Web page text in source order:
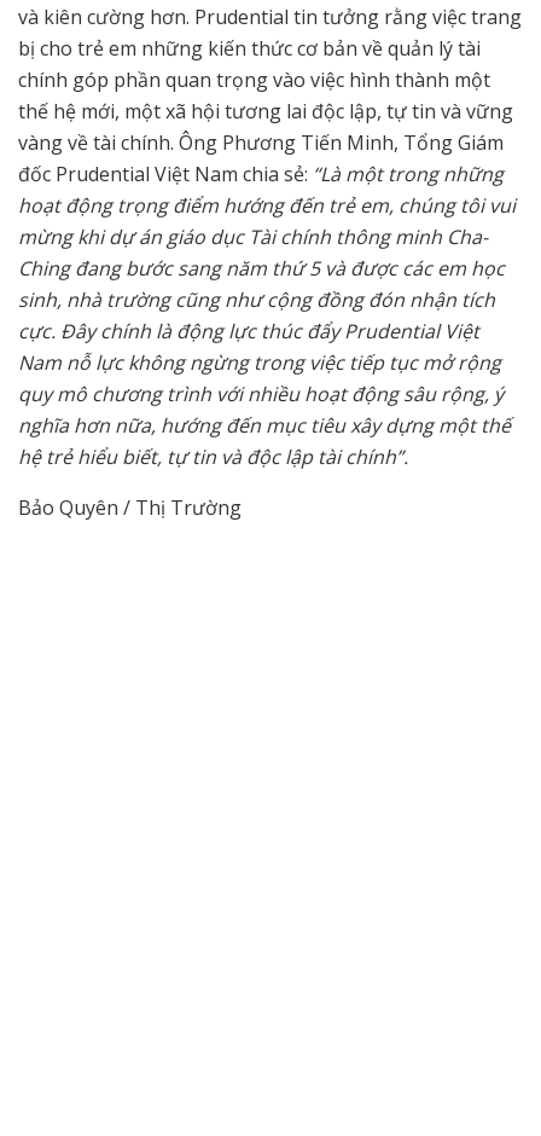
và kiên cường hơn. Prudential tin tưởng rằng việc trang
bị cho trẻ em những kiến thức cơ bản về quản lý tài
chính góp phần quan trọng vào việc hình thành một
thế hệ mới, một xã hội tương lai độc lập, tự tin và vững
vàng về tài chính. Ông Phương Tiến Minh, Tổng Giám
đốc Prudential Việt Nam chia sẻ: “Là một trong những
hoạt động trọng điểm hướng đến trẻ em, chúng tôi vui
mừng khi dự án giáo dục Tài chính thông minh Cha-
Ching đang bước sang năm thứ 5 và được các em học
sinh, nhà trường cũng như cộng đồng đón nhận tích
cực. Đây chính là động lực thúc đẩy Prudential Việt
Nam nỗ lực không ngừng trong việc tiếp tục mở rộng
quy mô chương trình với nhiều hoạt động sâu rộng, ý
nghĩa hơn nữa, hướng đến mục tiêu xây dựng một thế
hệ trẻ hiểu biết, tự tin và độc lập tài chính”.
Bảo Quyên / Thị Trường